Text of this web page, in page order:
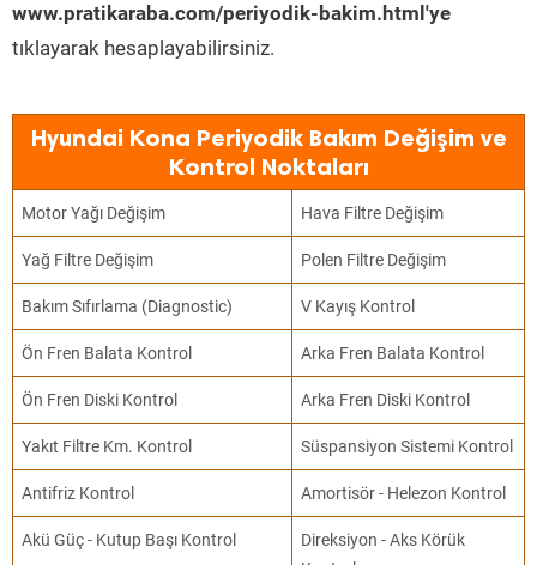
www.pratikaraba.com/periyodik-bakim.html'ye
tıklayarak hesaplayabilirsiniz.
Hyundai Kona Periyodik Bakım Değişim ve
Kontrol Noktaları
Motor Yağı Değişim Hava Filtre Değişim
Yağ Filtre Değişim Polen Filtre Değişim
Bakım Sıfırlama (Diagnostic) V Kayış Kontrol
Ön Fren Balata Kontrol Arka Fren Balata Kontrol
Ön Fren Diski Kontrol Arka Fren Diski Kontrol
Yakıt Filtre Km. Kontrol Süspansiyon Sistemi Kontrol
Antifriz Kontrol Amortisör - Helezon Kontrol
Akü Güç - Kutup Başı Kontrol
Direksiyon - Aks Körük